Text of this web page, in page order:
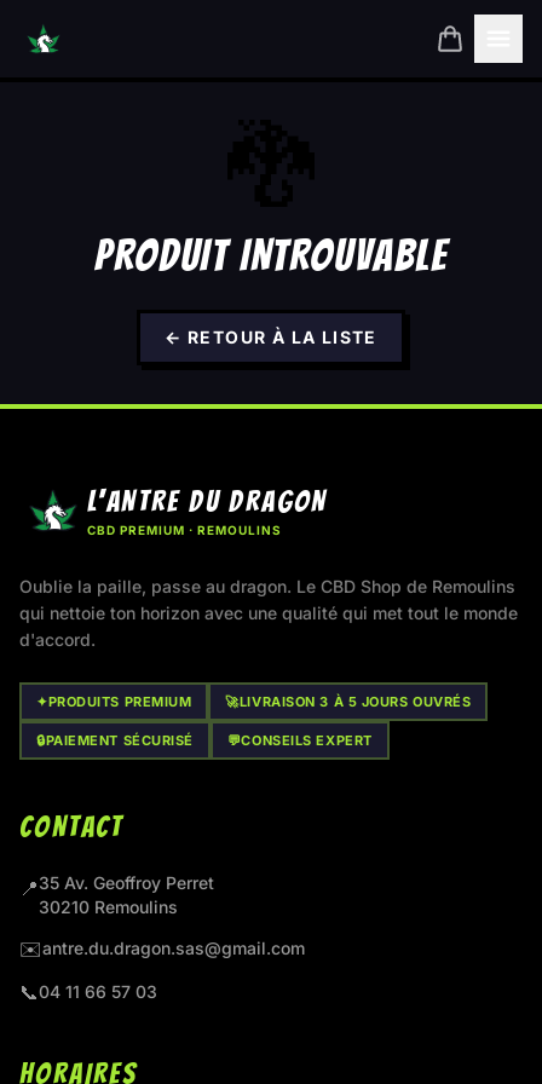
INSCRIPTION
CONNEXION
PRODUIT INTROUVABLE
← RETOUR À LA LISTE
L'ANTRE DU DRAGON
CBD PREMIUM · REMOULINS
Oublie la paille, passe au dragon. Le CBD Shop de Remoulins
qui nettoie ton horizon avec une qualité qui met tout le monde
d'accord.
✦PRODUITS PREMIUM 🚀LIVRAISON 3 À 5 JOURS OUVRÉS
🔒PAIEMENT SÉCURISÉ 💬CONSEILS EXPERT
CONTACT
📍35 Av. Geoffroy Perret
30210 Remoulins
✉️antre.du.dragon.sas@gmail.com
📞04 11 66 57 03
HORAIRES